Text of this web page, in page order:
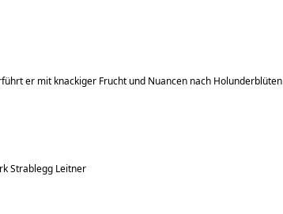
er mit knackiger Frucht und Nuancen nach Holunderblüten
Strablegg Leitner